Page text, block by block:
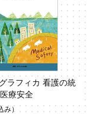
ラフィカ 看護の統
療安全
み）